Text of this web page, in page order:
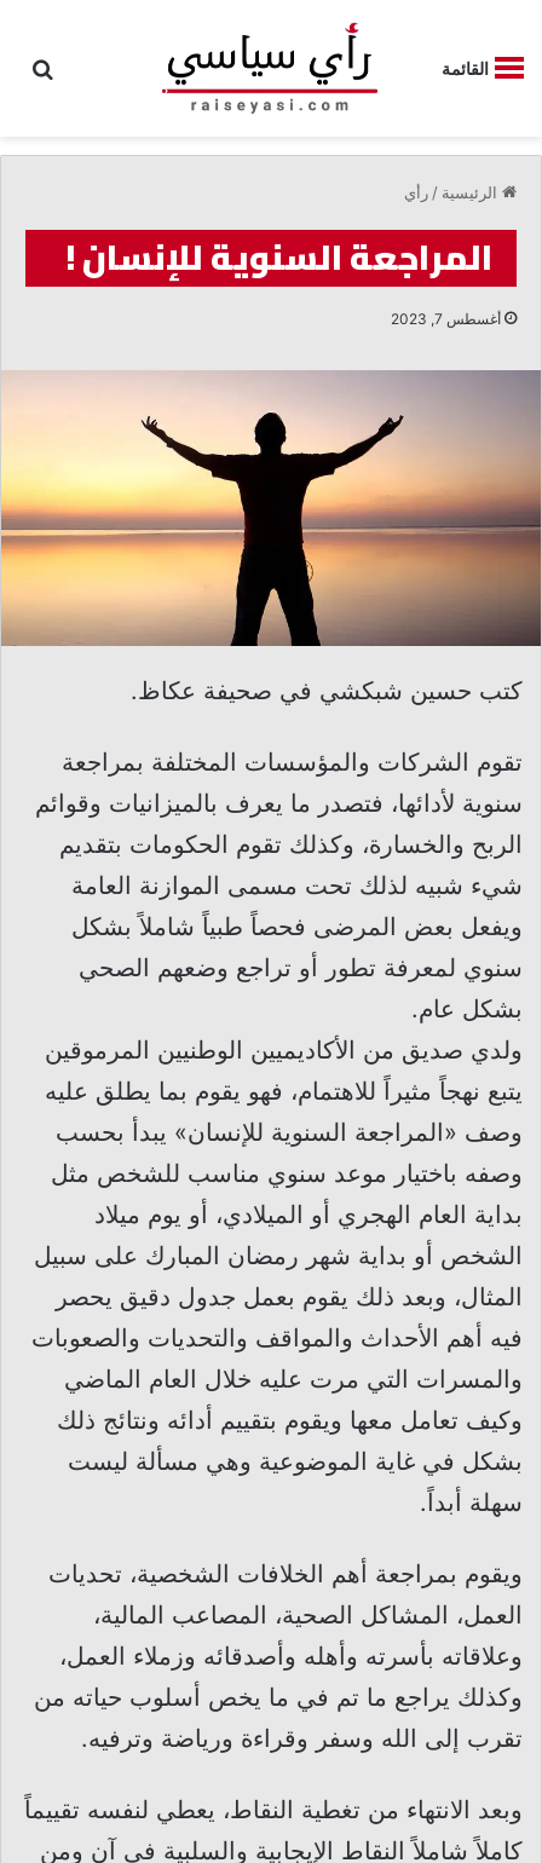
القائمة
الرئيسية / رأي
المراجعة السنوية للإنسان !
أغسطس 7, 2023
كتب حسين شبكشي في صحيفة عكاظ.
تقوم الشركات والمؤسسات المختلفة بمراجعة
سنوية لأدائها، فتصدر ما يعرف بالميزانيات وقوائم
الربح والخسارة، وكذلك تقوم الحكومات بتقديم
شيء شبيه لذلك تحت مسمى الموازنة العامة
ويفعل بعض المرضى فحصاً طبياً شاملاً بشكل
سنوي لمعرفة تطور أو تراجع وضعهم الصحي
بشكل عام.
ولدي صديق من الأكاديميين الوطنيين المرموقين
يتبع نهجاً مثيراً للاهتمام، فهو يقوم بما يطلق عليه
وصف «المراجعة السنوية للإنسان» يبدأ بحسب
وصفه باختيار موعد سنوي مناسب للشخص مثل
بداية العام الهجري أو الميلادي، أو يوم ميلاد
الشخص أو بداية شهر رمضان المبارك على سبيل
المثال، وبعد ذلك يقوم بعمل جدول دقيق يحصر
فيه أهم الأحداث والمواقف والتحديات والصعوبات
والمسرات التي مرت عليه خلال العام الماضي
وكيف تعامل معها ويقوم بتقييم أدائه ونتائج ذلك
بشكل في غاية الموضوعية وهي مسألة ليست
سهلة أبداً.
ويقوم بمراجعة أهم الخلافات الشخصية، تحديات
العمل، المشاكل الصحية، المصاعب المالية،
وعلاقاته بأسرته وأهله وأصدقائه وزملاء العمل،
وكذلك يراجع ما تم في ما يخص أسلوب حياته من
تقرب إلى الله وسفر وقراءة ورياضة وترفيه.
وبعد الانتهاء من تغطية النقاط، يعطي لنفسه تقييماً
كاملاً شاملاً النقاط الإيجابية والسلبية في آن ومن